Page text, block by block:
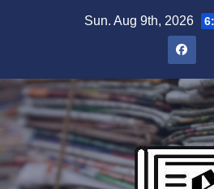
Sun. Aug 9th, 2026